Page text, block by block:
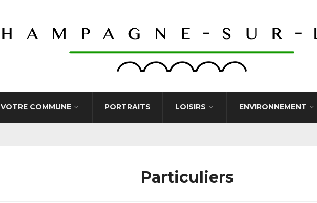
VOTRE COMMUNE PORTRAITS LOISIRS ENVIRONNEMENT
Particuliers